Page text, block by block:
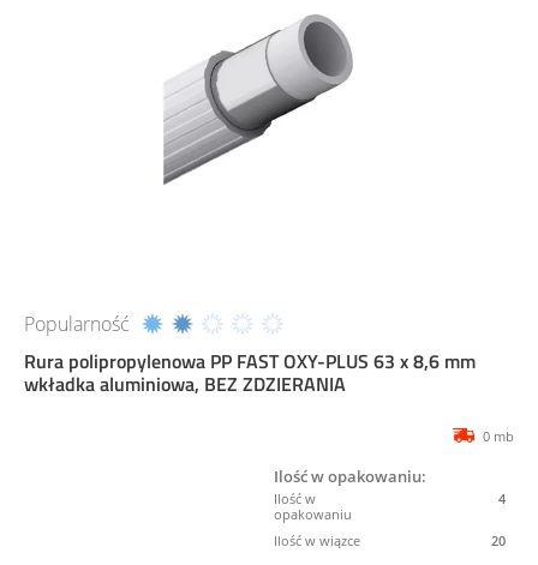
Popularność
Rura polipropylenowa PP FAST OXY-PLUS 63 x 8,6 mm
wkładka aluminiowa, BEZ ZDZIERANIA
0 mb
Ilość w opakowaniu:
4
20